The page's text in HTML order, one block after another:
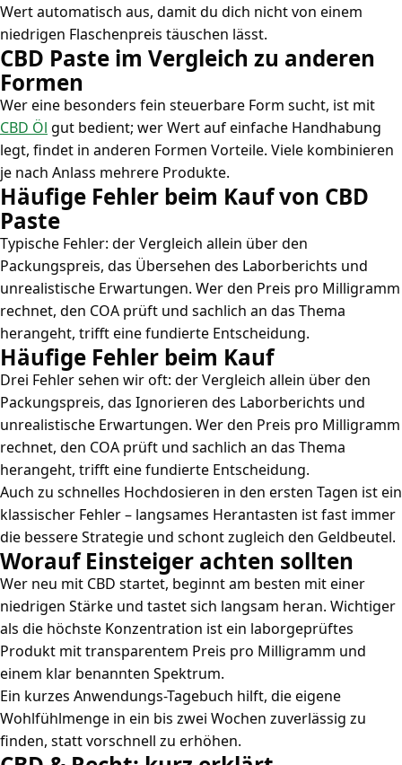
Wert automatisch aus, damit du dich nicht von einem
niedrigen Flaschenpreis täuschen lässt.
CBD Paste im Vergleich zu anderen
Formen
Wer eine besonders fein steuerbare Form sucht, ist mit
CBD Öl gut bedient; wer Wert auf einfache Handhabung
legt, findet in anderen Formen Vorteile. Viele kombinieren
je nach Anlass mehrere Produkte.
Häufige Fehler beim Kauf von CBD
Paste
Typische Fehler: der Vergleich allein über den
Packungspreis, das Übersehen des Laborberichts und
unrealistische Erwartungen. Wer den Preis pro Milligramm
rechnet, den COA prüft und sachlich an das Thema
herangeht, trifft eine fundierte Entscheidung.
Häufige Fehler beim Kauf
Drei Fehler sehen wir oft: der Vergleich allein über den
Packungspreis, das Ignorieren des Laborberichts und
unrealistische Erwartungen. Wer den Preis pro Milligramm
rechnet, den COA prüft und sachlich an das Thema
herangeht, trifft eine fundierte Entscheidung.
Auch zu schnelles Hochdosieren in den ersten Tagen ist ein
klassischer Fehler – langsames Herantasten ist fast immer
die bessere Strategie und schont zugleich den Geldbeutel.
Worauf Einsteiger achten sollten
Wer neu mit CBD startet, beginnt am besten mit einer
niedrigen Stärke und tastet sich langsam heran. Wichtiger
als die höchste Konzentration ist ein laborgeprüftes
Produkt mit transparentem Preis pro Milligramm und
einem klar benannten Spektrum.
Ein kurzes Anwendungs-Tagebuch hilft, die eigene
Wohlfühlmenge in ein bis zwei Wochen zuverlässig zu
finden, statt vorschnell zu erhöhen.